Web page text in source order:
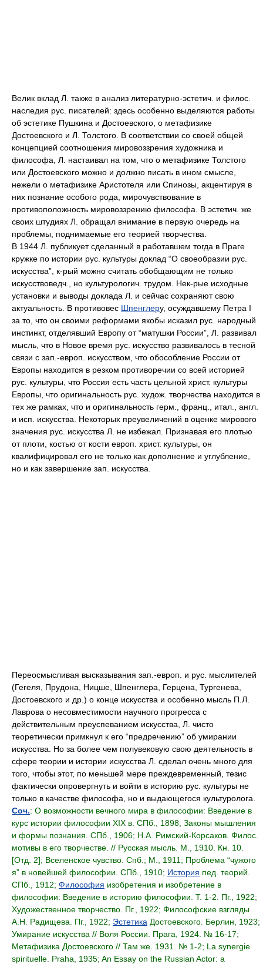
Велик вклад Л. также в анализ литературно-эстетич. и филос.
наследия рус. писателей: здесь особенно выделяются работы
об эстетике Пушкина и Достоевского, о метафизике
Достоевского и Л. Толстого. В соответствии со своей общей
концепцией соотношения мировоззрения художника и
философа, Л. настаивал на том, что о метафизике Толстого
или Достоевского можно и должно писать в ином смысле,
нежели о метафизике Аристотеля или Спинозы, акцентируя в
них познание особого рода, мирочувствование в
противоположность мировоззрению философа. В эстетич. же
своих штудиях Л. обращал внимание в первую очередь на
проблемы, поднимаемые его теорией творчества.
В 1944 Л. публикует сделанный в работавшем тогда в Праге
кружке по истории рус. культуры доклад “О своеобразии рус.
искусства”, к-рый можно считать обобщающим не только
искусствоведч., но культурологич. трудом. Нек-рые исходные
установки и выводы доклада Л. и сейчас сохраняют свою
актуальность. В противовес Шпенглеру, осуждавшему Петра I
за то, что он своими реформами якобы исказил рус. народный
инстинкт, отделявший Европу от “матушки России”, Л. развивал
мысль, что в Новое время рус. искусство развивалось в тесной
связи с зап.-европ. искусством, что обособление России от
Европы находится в резком противоречии со всей историей
рус. культуры, что Россия есть часть цельной христ. культуры
Европы, что оригинальность рус. худож. творчества находится в
тех же рамках, что и оригинальность герм., франц., итал., англ.
и исп. искусства. Некоторых преувеличений в оценке мирового
значения рус. искусства Л. не избежал. Признавая его плотью
от плоти, костью от кости европ. христ. культуры, он
квалифицировал его не только как дополнение и углубление,
но и как завершение зап. искусства.
Переосмысливая высказывания зап.-европ. и рус. мыслителей
(Гегеля, Прудона, Ницше, Шпенглера, Герцена, Тургенева,
Достоевского и др.) о конце искусства и особенно мысль П.Л.
Лаврова о несовместимости научного прогресса с
действительным преуспеванием искусства, Л. чисто
теоретически примкнул к его “предречению” об умирании
искусства. Но за более чем полувековую свою деятельность в
сфере теории и истории искусства Л. сделал очень много для
того, чтобы этот, по меньшей мере преждевременный, тезис
фактически опровергнуть и войти в историю рус. культуры не
только в качестве философа, но и выдающегося культуролога.
Соч.: О возможности вечного мира в философии: Введение в
курс истории философии XIX в. СПб., 1898; Законы мышления
и формы познания. СПб., 1906; Н.А. Римский-Корсаков. Филос.
мотивы в его творчестве. // Русская мысль. М., 1910. Кн. 10.
[Отд. 2]; Вселенское чувство. Спб.; М., 1911; Проблема “чужого
я” в новейшей философии. СПб., 1910; История пед. теорий.
СПб., 1912; Философия изобретения и изобретение в
философии: Введение в историю философии. Т. 1-2. Пг., 1922;
Художественное творчество. Пг., 1922; Философские взгляды
А.Н. Радищева. Пг., 1922; Эстетика Достоевского. Берлин, 1923;
Умирание искусства // Воля России. Прага, 1924. № 16-17;
Метафизика Достоевского // Там же. 1931. № 1-2; La synergie
spirituelle. Praha, 1935; An Essay on the Russian Actor: a